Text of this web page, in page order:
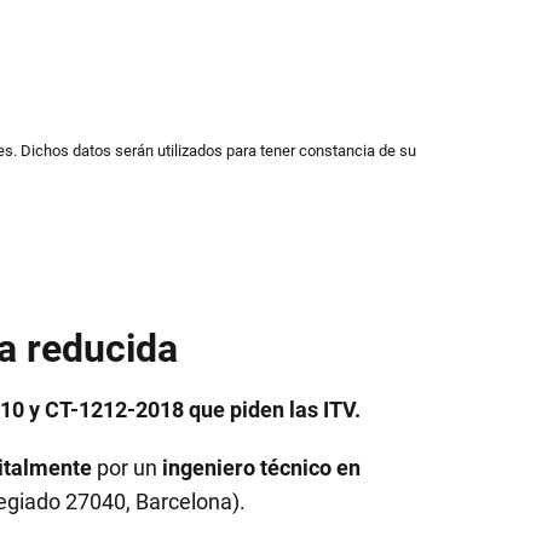
Dichos datos serán utilizados para tener constancia de su
reducida
y CT-1212-2018 que piden las ITV.
por un ingeniero técnico en
27040, Barcelona).